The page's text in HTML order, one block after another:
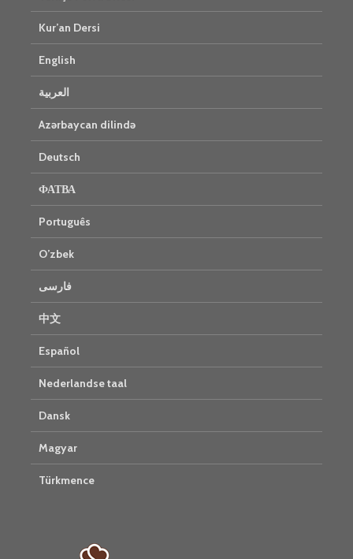
Kur’an Dersi
English
العربية
Azərbaycan dilində
Deutsch
ФАТВА
Português
O’zbek
فارسی
中文
Español
Nederlandse taal
Dansk
Magyar
Türkmence